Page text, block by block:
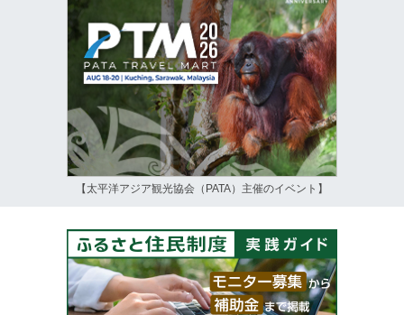
【太平洋アジア観光協会（PATA）主催のイベント】